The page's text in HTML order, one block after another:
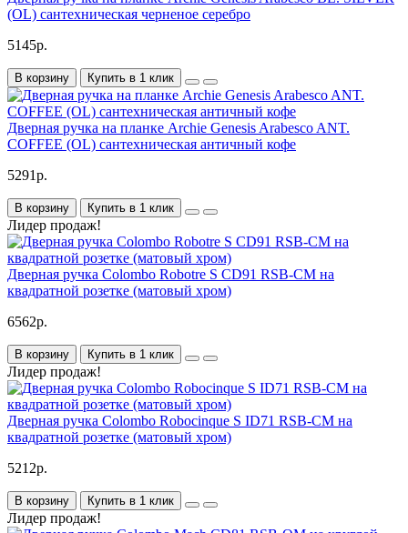
(OL) сантехническая черненое серебро
5145р.
В корзину Купить в 1 клик
Дверная ручка на планке Archie Genesis Arabesco ANT.
COFFEE (OL) сантехническая античный кофе
5291р.
В корзину Купить в 1 клик
Лидер продаж!
Дверная ручка Colombo Robotre S CD91 RSB-CM на
квадратной розетке (матовый хром)
6562р.
В корзину Купить в 1 клик
Лидер продаж!
Дверная ручка Colombo Robocinque S ID71 RSB-CM на
квадратной розетке (матовый хром)
5212р.
В корзину Купить в 1 клик
Лидер продаж!